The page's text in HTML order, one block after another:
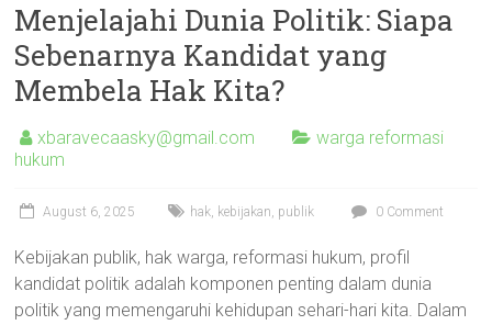
Menjelajahi Dunia Politik: Siapa
Sebenarnya Kandidat yang
Membela Hak Kita?
xbaravecaasky@gmail.com
warga reformasi
hukum
August 6, 2025 hak, kebijakan, publik 0 Comment
Kebijakan publik, hak warga, reformasi hukum, profil
kandidat politik adalah komponen penting dalam dunia
politik yang memengaruhi kehidupan sehari-hari kita. Dalam